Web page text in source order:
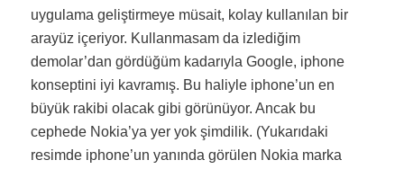
uygulama geliştirmeye müsait, kolay kullanılan bir
arayüz içeriyor. Kullanmasam da izlediğim
demolar’dan gördüğüm kadarıyla Google, iphone
konseptini iyi kavramış. Bu haliyle iphone’un en
büyük rakibi olacak gibi görünüyor. Ancak bu
cephede Nokia’ya yer yok şimdilik. (Yukarıdaki
resimde iphone’un yanında görülen Nokia marka